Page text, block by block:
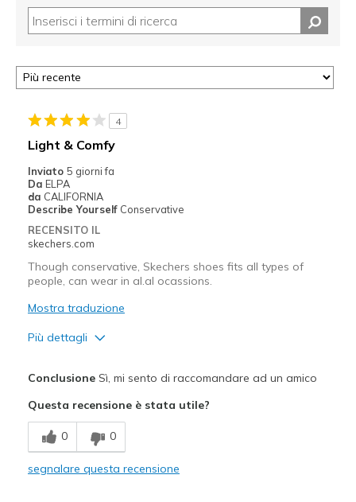
4
Light & Comfy
Inviato 5 giorni fa
Da ELPA
da CALIFORNIA
Describe Yourself Conservative
RECENSITO IL
skechers.com
Though conservative, Skechers shoes fits all types of
people, can wear in al.al ocassions.
Mostra traduzione
Più dettagli
Breathe Well
Comfortable
ConclusioneSì, mi sento di raccomandare ad un amico
Questa recensione è stata utile?
0 0
segnalare questa recensione